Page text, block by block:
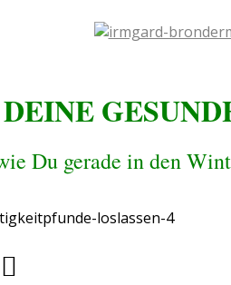
Du gerade in den